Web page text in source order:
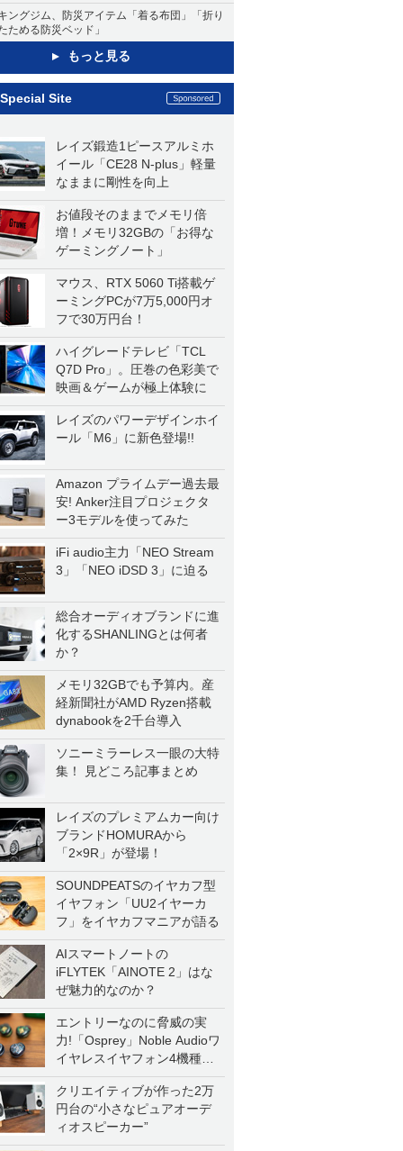
ングジム、防災アイテム「着る布団」「折り
ためる防災ベッド」
もっと見る
Special Site
レイズ鍛造1ピースアルミホ
イール「CE28 N-plus」軽量
なままに剛性を向上
お値段そのままでメモリ倍
増！メモリ32GBの「お得な
ゲーミングノート」
マウス、RTX 5060 Ti搭載ゲ
ーミングPCが7万5,000円オ
フで30万円台！
ハイグレードテレビ「TCL
Q7D Pro」。圧巻の色彩美で
映画＆ゲームが極上体験に
レイズのパワーデザインホイ
ール「M6」に新色登場!!
Amazon プライムデー過去最
安! Anker注目プロジェクタ
ー3モデルを使ってみた
iFi audio主力「NEO Stream
3」「NEO iDSD 3」に迫る
総合オーディオブランドに進
化するSHANLINGとは何者
か？
メモリ32GBでも予算内。産
経新聞社がAMD Ryzen搭載
dynabookを2千台導入
ソニーミラーレス一眼の大特
集！ 見どころ記事まとめ
レイズのプレミアムカー向け
ブランドHOMURAから
「2×9R」が登場！
SOUNDPEATSのイヤカフ型
イヤフォン「UU2イヤーカ
フ」をイヤカフマニアが語る
AIスマートノートの
iFLYTEK「AINOTE 2」はな
ぜ魅力的なのか？
エントリーなのに脅威の実
力!「Osprey」Noble Audioワ
イヤレスイヤフォン4機種を
一気に聴く
クリエイティブが作った2万
円台の“小さなピュアオーデ
ィオスピーカー”